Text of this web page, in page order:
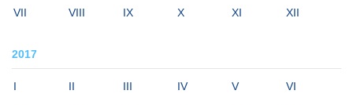
VII VIII IX X XI XII
2017
I II III IV V VI